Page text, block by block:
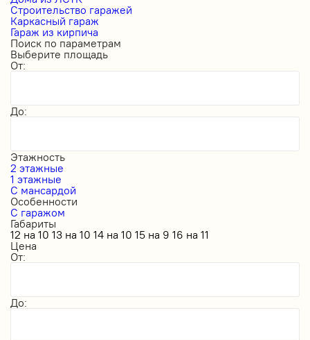
Строительство гаражей
Каркасный гараж
Гараж из кирпича
Поиск по параметрам
Выберите площадь
От:
До:
Этажность
2 этажные
1 этажные
С мансардой
Особенности
С гаражом
Габариты
12 на 10 13 на 10 14 на 10 15 на 9 16 на 11
Цена
От:
До: